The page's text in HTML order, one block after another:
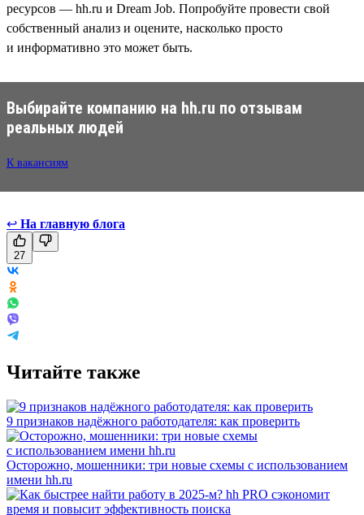
ресурсов — hh.ru и Dream Job. Попробуйте провести свой
собственный анализ и оцените, насколько просто
и информативно это может быть.
Выбирайте компанию на hh.ru по отзывам
реальных людей
К вакансиям
↩ На главную блога
27
Читайте также
9 признаков надёжного работодателя: как проверить
Осторожно, мошенники: три новые схемы с использованием
имени hh.ru